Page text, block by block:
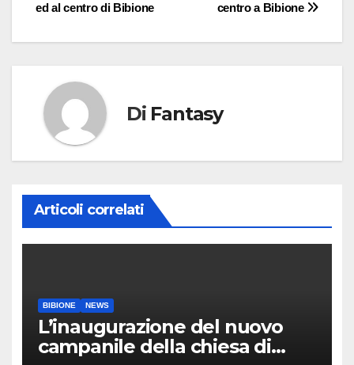
centro a Bibione
ed al centro di Bibione
Di Fantasy
Articoli correlati
BIBIONE NEWS
L’inaugurazione del nuovo
campanile della chiesa di